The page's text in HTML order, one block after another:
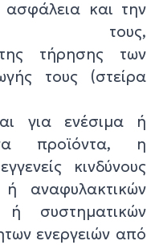
και την
τους,
της τήρησης των
τους (στείρα
για ενέσιμα ή
προϊόντα, η
κινδύνους
ή αναφυλακτικών
ή συστηματικών
ενεργειών από